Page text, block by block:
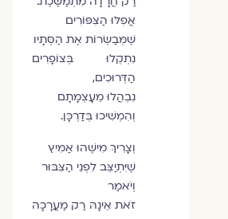
אֲפִלּוּ הַצִּפּוֹרִים
שֶׁמְּבַשְּׂרוֹת אֶת הַסְּתָיו
נִתְקְלוּ בְּצוֹפָרִים
הַדְּרוּכִים,
נִבְהֲלוּ מֵעָצְמָתָם
וְהִמְשִׁיכוּ בְּדַרְכָּן.
וְצָרִיךְ מִישֶׁהוּ אַמִּיץ
שֶׁיִּתְיַצֵּב לִפְנֵי הַצִּבּוּר
וְיֹאמַר
זֹאת אֵינָהּ רַק מַעֲרָכָה